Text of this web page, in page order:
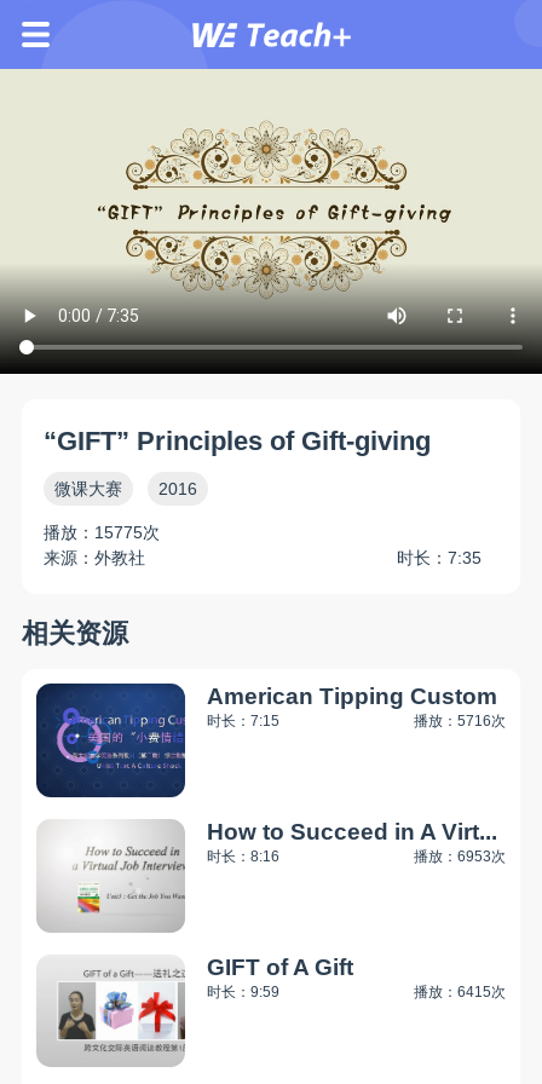
“GIFT” Principles of Gift-giving
微课大赛 2016
播放：15775次
来源：外教社
时长：7:35
相关资源
American Tipping Custom
时长：7:15 播放：5716次
How to Succeed in A Virt...
时长：8:16 播放：6953次
GIFT of A Gift
时长：9:59 播放：6415次